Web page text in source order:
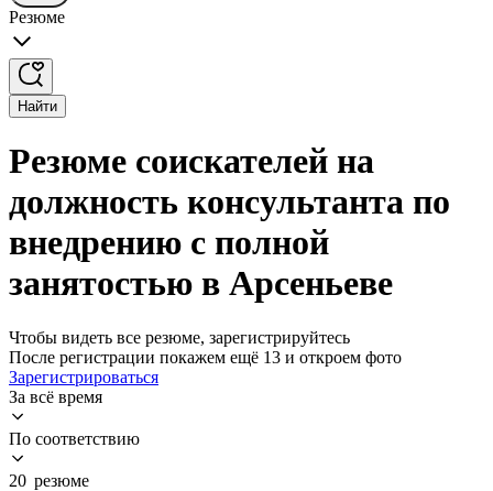
Резюме
Найти
Резюме соискателей на
должность консультанта по
внедрению с полной
занятостью в Арсеньеве
Чтобы видеть все резюме, зарегистрируйтесь
После регистрации покажем ещё 13 и откроем фото
Зарегистрироваться
За всё время
По соответствию
20 резюме